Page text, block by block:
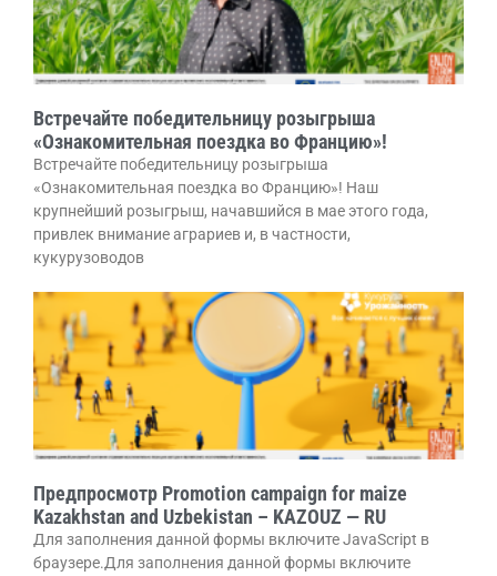
Встречайте победительницу розыгрыша
«Ознакомительная поездка во Францию»!
Встречайте победительницу розыгрыша
«Ознакомительная поездка во Францию»! Наш
крупнейший розыгрыш, начавшийся в мае этого года,
привлек внимание аграриев и, в частности,
кукурузоводов
Предпросмотр Promotion campaign for maize
Kazakhstan and Uzbekistan – KAZOUZ — RU
Для заполнения данной формы включите JavaScript в
браузере.Для заполнения данной формы включите